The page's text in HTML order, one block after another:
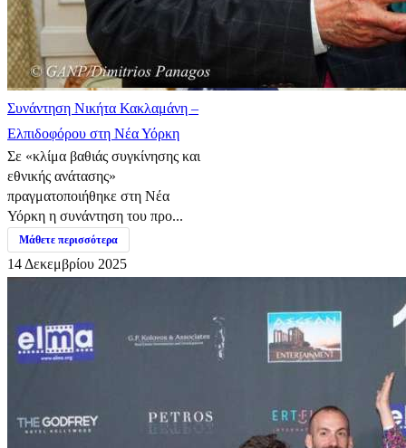
Συνάντηση Νικήτα Κακλαμάνη –
Ελπιδοφόρου στη Νέα Υόρκη
Σε «κλίμα βαθιάς συγκίνησης και
εθνικής ανάτασης»
πραγματοποιήθηκε στη Νέα
Υόρκη η συνάντηση του προ...
Μάθετε περισσότερα
14 Δεκεμβρίου 2025